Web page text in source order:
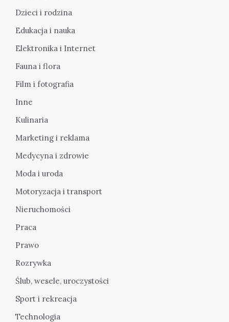
Dzieci i rodzina
Edukacja i nauka
Elektronika i Internet
Fauna i flora
Film i fotografia
Inne
Kulinaria
Marketing i reklama
Medycyna i zdrowie
Moda i uroda
Motoryzacja i transport
Nieruchomości
Praca
Prawo
Rozrywka
Ślub, wesele, uroczystości
Sport i rekreacja
Technologia